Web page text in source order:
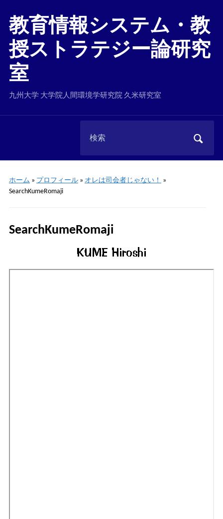
教育情報システム・教
授ストラテジー論研究
室
九州大学 大学院人間環境学研究院 久米研究室
for:
ホーム » プロフィール» オレは司会者じゃない！
»
SearchKumeRomaji
SearchKumeRomaji